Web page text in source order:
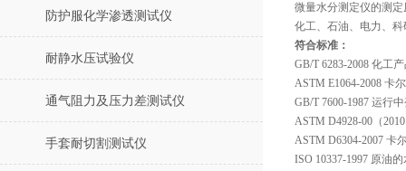
防护服化学渗透测试仪
耐静水压试验仪
通气阻力及压力差测试仪
手套耐切割测试仪
微量水分测定仪的测
化工、石油、电力、
符合标准：
GB/T 6283-2008 化工
ASTM E1064-2008 卡
GB/T 7600-1987 运行
ASTM D4928-00（
ASTM D6304-2007 卡
ISO 10337-1997 原油